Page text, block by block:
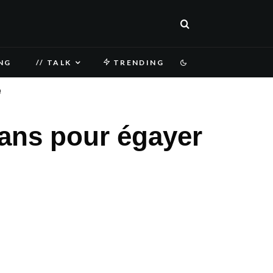
// TALK TRENDING
pour égayer